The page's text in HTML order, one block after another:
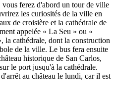
ferez d'abord un tour de ville
les curiosités de la ville en
de croisière et la cathédrale de
appelée « La Seu » ou «
la cathédrale, dont la construction
de la ville. Le bus fera ensuite
historique de San Carlos,
le port jusqu'à la cathédrale.
au château le lundi, car il est